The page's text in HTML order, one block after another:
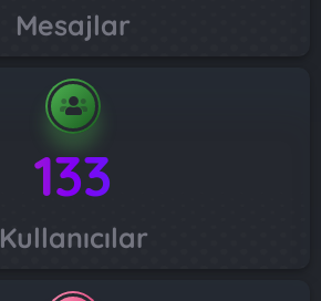
Mesajlar
133
Kullanıcılar